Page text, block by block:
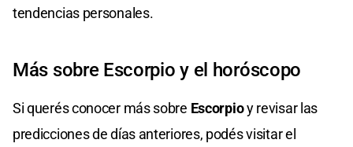
tendencias personales.
Más sobre Escorpio y el horóscopo
Si querés conocer más sobre Escorpioy revisar las
predicciones de días anteriores, podés visitar el